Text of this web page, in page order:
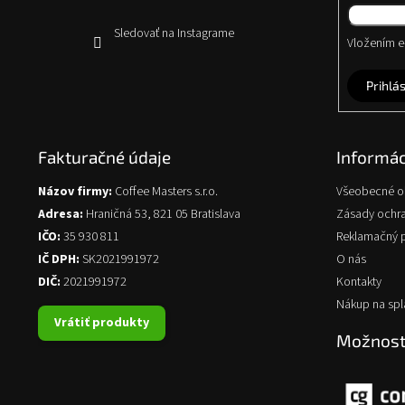
Sledovať na Instagrame
Vložením
Fakturačné údaje
Názov firmy: Coffee Masters s.r.o.
Adresa: Hraničná 53, 821 05 Bratislava
IČO: 35 930 811
IČ DPH: SK2021991972
DIČ: 2021991972
Vrátiť produkty
Všeobecné
Zásady
Reklamačný
O nás
Kontakty
Nákup na